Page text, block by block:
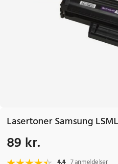
Lasertoner Samsung
Pris: 89 kr.
89 kr.